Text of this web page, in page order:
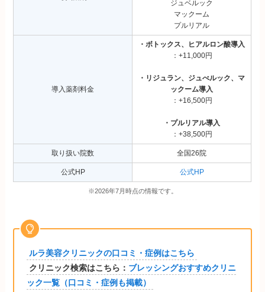
ジュベルック
マックーム
プルリアル
導入薬剤料金
・ボトックス、ヒアルロン酸導入
：+11,000円
・リジュラン、ジュべルック、マ
ックーム導入
：+16,500円
・プルリアル導入
：+38,500円
取り扱い院数 全国26院
公式HP 公式HP
※2026年7月時点の情報です。
ルラ美容クリニックの口コミ・症例はこちら
クリニック検索はこちら： ブレッシングおすすめクリニ
ック一覧（口コミ・症例も掲載）